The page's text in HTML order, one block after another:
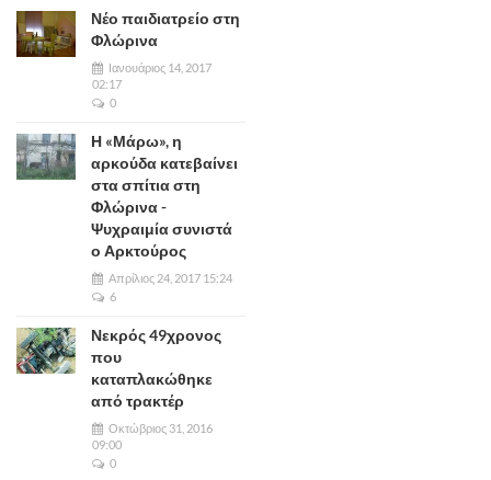
Νέο παιδιατρείο στη
Φλώρινα
Ιανουάριος 14, 2017
02:17
0
Η «Μάρω», η
αρκούδα κατεβαίνει
στα σπίτια στη
Φλώρινα -
Ψυχραιμία συνιστά
ο Αρκτούρος
Απρίλιος 24, 2017 15:24
6
Νεκρός 49χρονος
που
καταπλακώθηκε
από τρακτέρ
Οκτώβριος 31, 2016
09:00
0